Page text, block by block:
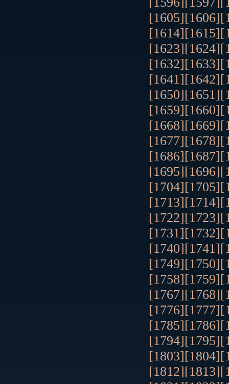
[1605][1606]
[1614][1615]
[1623][1624]
[1632][1633]
[1641][1642]
[1650][1651]
[1659][1660]
[1668][1669]
[1677][1678]
[1686][1687]
[1695][1696]
[1704][1705]
[1713][1714]
[1722][1723]
[1731][1732]
[1740][1741]
[1749][1750]
[1758][1759]
[1767][1768]
[1776][1777]
[1785][1786]
[1794][1795]
[1803][1804]
[1812][1813]